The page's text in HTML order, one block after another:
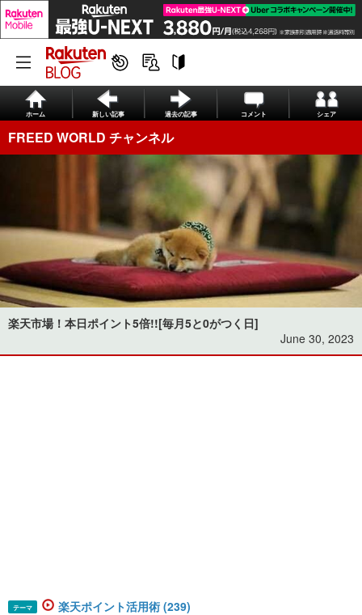
ホーム 新しい記事 過去の記事 コメント シェア
FREED WORLD チャンネル
楽天市場！本日ポイント5倍!![毎月5と0がつく日]
June 30, 2023
テーマ 楽天ポイント活用術 (239)